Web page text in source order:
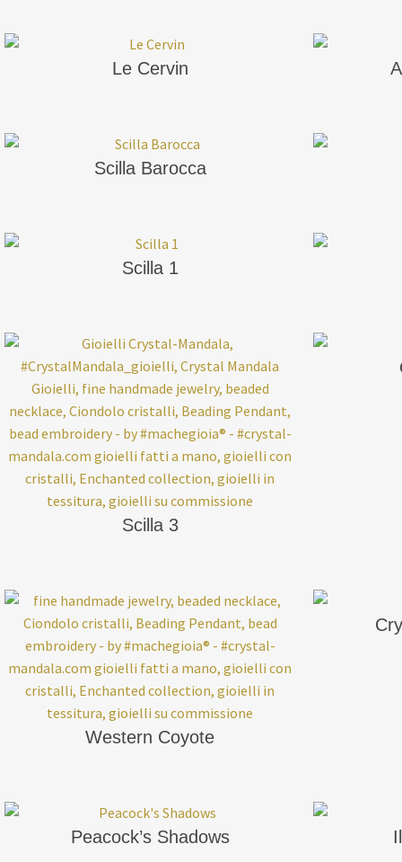
Le Cervin
Scilla Barocca
Scilla 1
Scilla 3
Western Coyote
Peacock’s Shadows